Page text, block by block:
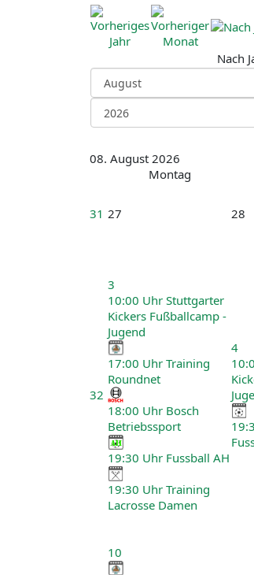
Nach
08. August 2026
Montag
31 27 28
32
3
10:00 Uhr Stuttgarter
Kickers Fußballcamp -
Jugend
17:00 Uhr Training
Roundnet
18:00 Uhr Bosch
Betriebssport
19:30 Uhr Fussball AH
19:30 Uhr Training
Lacrosse Damen
4
10